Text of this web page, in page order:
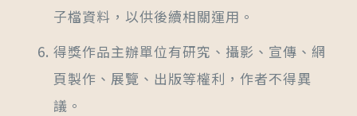
子檔資料，以供後續相關運用。
得獎作品主辦單位有研究、攝影、宣傳、網
頁製作、展覽、出版等權利，作者不得異
議。